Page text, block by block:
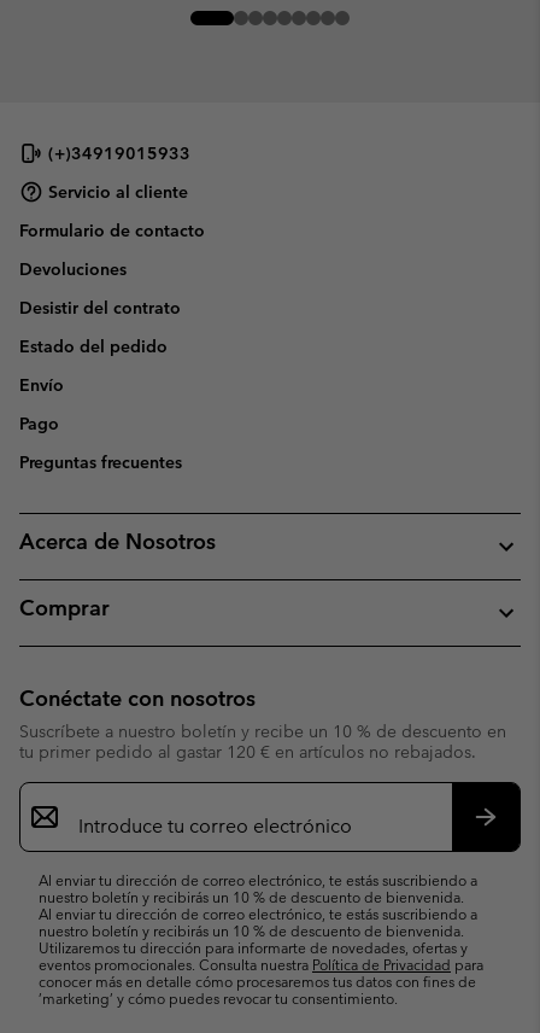
(+)34919015933
Servicio al cliente
Formulario de contacto
Devoluciones
Desistir del contrato
Estado del pedido
Envío
Pago
Preguntas frecuentes
Acerca de Nosotros
Comprar
Conéctate con nosotros
Suscríbete a nuestro boletín y recibe un 10 % de descuento en
tu primer pedido al gastar 120 € en artículos no rebajados.
Suscripción
de
correo
Al enviar tu dirección de correo electrónico, te estás suscribiendo a
nuestro boletín y recibirás un 10 % de descuento de bienvenida.
Al enviar tu dirección de correo electrónico, te estás suscribiendo a
nuestro boletín y recibirás un 10 % de descuento de bienvenida.
Utilizaremos tu dirección para informarte de novedades, ofertas y
eventos promocionales. Consulta nuestra Política de Privacidad para
conocer más en detalle cómo procesaremos tus datos con fines de
’marketing’ y cómo puedes revocar tu consentimiento.